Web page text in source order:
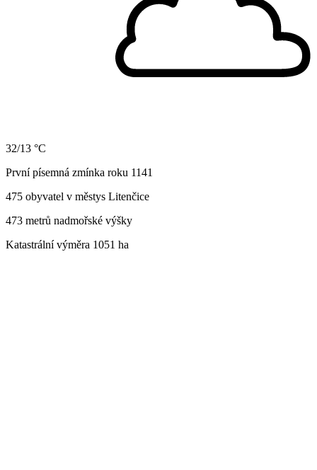
32/13 °C
První písemná zmínka roku 1141
475 obyvatel v městys Litenčice
473 metrů nadmořské výšky
Katastrální výměra 1051 ha